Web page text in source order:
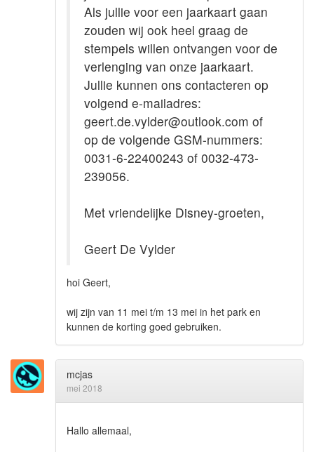
Als jullie voor een jaarkaart gaan
zouden wij ook heel graag de
stempels willen ontvangen voor de
verlenging van onze jaarkaart.
Jullie kunnen ons contacteren op
volgend e-mailadres:
geert.de.vylder@outlook.com of
op de volgende GSM-nummers:
0031-6-22400243 of 0032-473-
239056.
Met vriendelijke Disney-groeten,
Geert De Vylder
hoi Geert,
wij zijn van 11 mei t/m 13 mei in het park en
kunnen de korting goed gebruiken.
mcjas
mei 2018
Hallo allemaal,